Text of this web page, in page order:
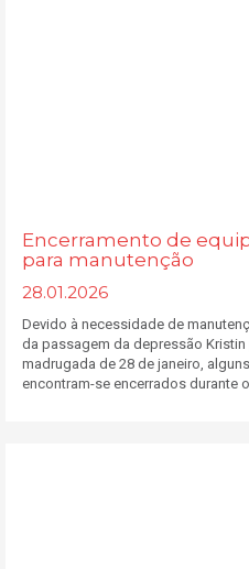
Encerramento de
para manutenção
28.01.2026
Devido à necessidade de
da passagem da depressão
madrugada de 28 de janeiro,
encontram-se encerrados durante